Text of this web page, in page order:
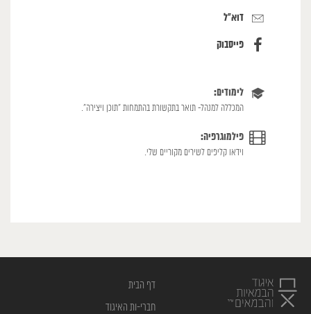
דוא"ל
פייסבוק
לימודים:
המכללה למנהל- תואר בתקשורת בהתמחות "תוכן ויצירה".
פילמוגרפיה:
וידאו קליפים לשירים מקוריים שלי.
דף הבית
חברי-ות האיגוד